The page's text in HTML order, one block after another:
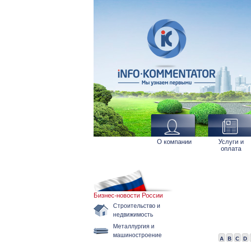
О компании
Услуги и
оплата
Бизнес-новости России
Строительство и
недвижимость
Металлургия и
машиностроение
A B C D